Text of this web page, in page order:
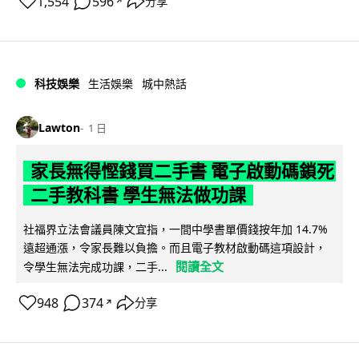
科技娛樂 生活娛樂 城中熱話
Lawton 1 日
家長無得慳錢買二手書 電子啟動碼鎖死
二手教科書 學生無法做功課
社福界立法會議員陳文宜指，一間中學書單價錢按年加 14.7%
遠超通漲，令家長難以負擔。而且電子教材啟動碼這項設計，
令學生無法完成功課，二手...
閱讀全文
948 374 ↗ 分享